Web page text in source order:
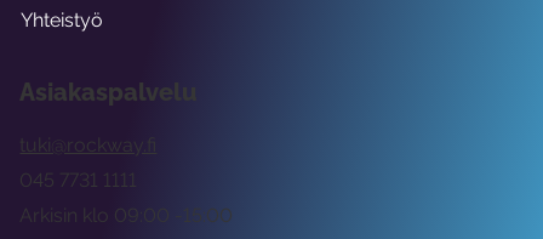
Asiakaspalvelu
tuki@rockway.fi
Arkisin klo 09:00 -15:00
045 7731 1111
Yhteistyö